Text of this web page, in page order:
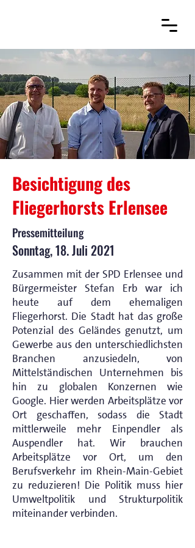
Besichtigung des
Fliegerhorsts Erlensee
Pressemitteilung
Sonntag, 18. Juli 2021
Zusammen mit der SPD Erlensee und
Bürgermeister Stefan Erb war ich
heute auf dem ehemaligen
Fliegerhorst. Die Stadt hat das große
Potenzial des Geländes genutzt, um
Gewerbe aus den unterschiedlichsten
Branchen anzusiedeln, von
Mittelständischen Unternehmen bis
hin zu globalen Konzernen wie
Google. Hier werden Arbeitsplätze vor
Ort geschaffen, sodass die Stadt
mittlerweile mehr Einpendler als
Auspendler hat. Wir brauchen
Arbeitsplätze vor Ort, um den
Berufsverkehr im Rhein-Main-Gebiet
zu reduzieren! Die Politik muss hier
Umweltpolitik und Strukturpolitik
miteinander verbinden.